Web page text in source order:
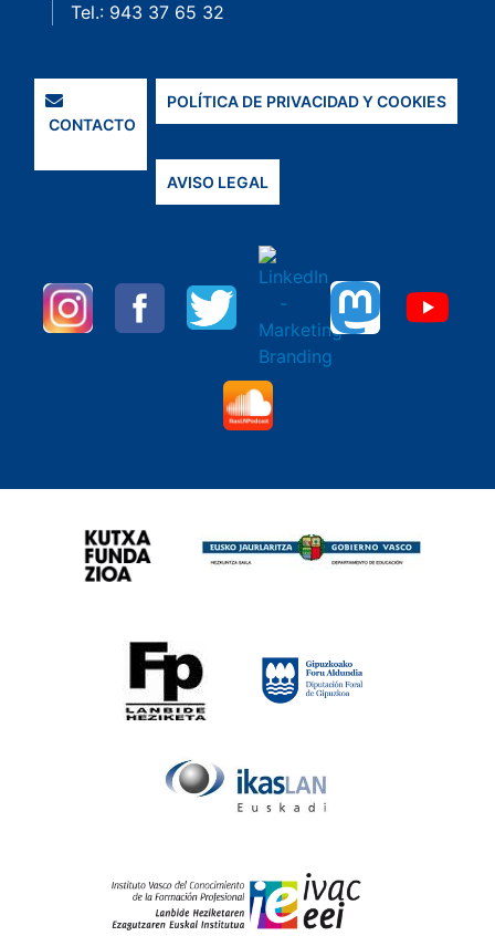
Tel.: 943 37 65 32
CONTACTO
POLÍTICA DE PRIVACIDAD Y COOKIES
AVISO LEGAL